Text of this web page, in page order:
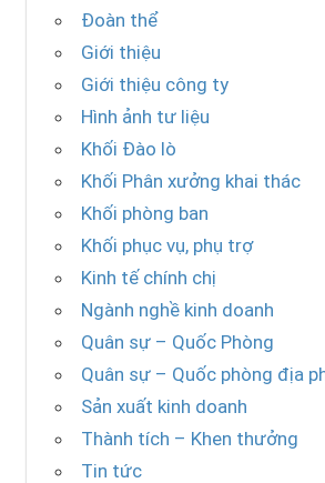
Đoàn thể
Giới thiệu
Giới thiệu công ty
Hình ảnh tư liệu
Khối Đào lò
Khối Phân xưởng khai thác
Khối phòng ban
Khối phục vụ, phụ trợ
Kinh tế chính chị
Ngành nghề kinh doanh
Quân sự – Quốc Phòng
Quân sự – Quốc phòng địa
Sản xuất kinh doanh
Thành tích – Khen thưởng
Tin tức